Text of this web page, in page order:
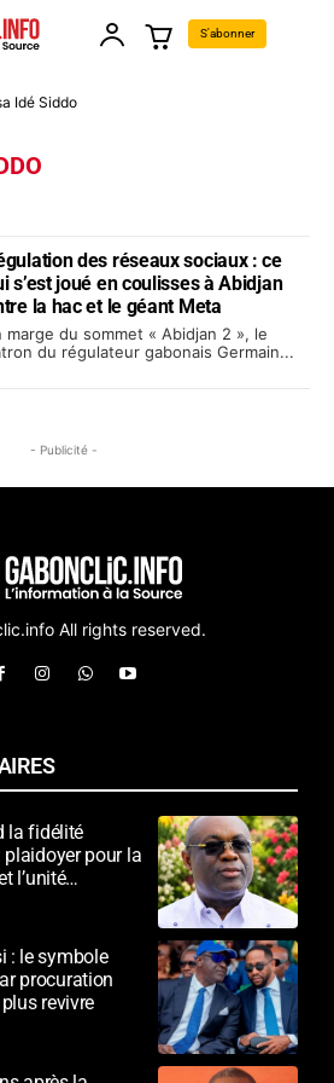
S'abonner
Idé Siddo
des réseaux sociaux : ce
s’est joué en coulisses à Abidjan
la hac et le géant Meta
marge du sommet « Abidjan 2 », le
du régulateur gabonais Germain...
- Publicité -
All rights reserved.
la fidélité
plaidoyer pour la
l’unité
: le symbole
procuration
revivre